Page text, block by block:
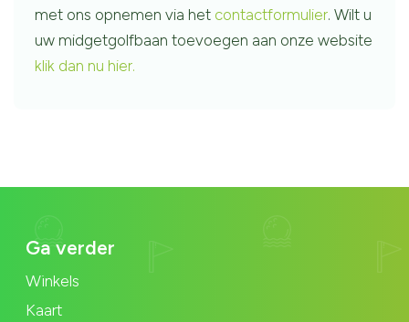
met ons opnemen via het contactformulier. Wilt u
uw midgetgolfbaan toevoegen aan onze website
klik dan nu hier.
Ga verder
Winkels
Kaart